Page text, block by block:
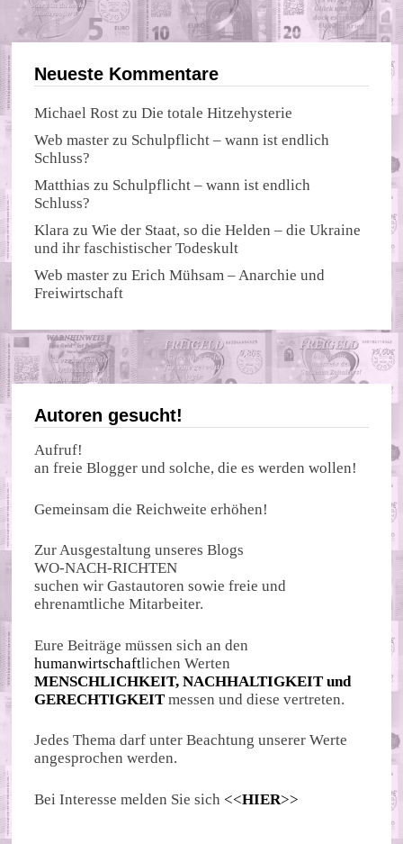
Neueste Kommentare
Michael Rost zuDie totale Hitzehysterie
Web master zu Schulpflicht – wann ist endlich
Schluss?
Matthias zu Schulpflicht – wann ist endlich
Schluss?
Klara zuWie der Staat, so die Helden – die Ukraine
und ihr faschistischer Todeskult
Web master zuErich Mühsam – Anarchie und
Freiwirtschaft
Autoren gesucht!
Aufruf!
an freie Blogger und solche, die es werden wollen!
Gemeinsam die Reichweite erhöhen!
Zur Ausgestaltung unseres Blogs
WO-NACH-RICHTEN
suchen wir Gastautoren sowie freie und
ehrenamtliche Mitarbeiter.
Eure Beiträge müssen sich an den
humanwirtschaftlichen Werten
MENSCHLICHKEIT, NACHHALTIGKEIT und
GERECHTIGKEIT messen und diese vertreten.
Jedes Thema darf unter Beachtung unserer Werte
angesprochen werden.
Bei Interesse melden Sie sich <<HIER>>